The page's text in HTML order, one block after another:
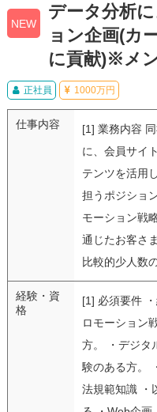
NEW
データ分析
ョン企画(カ
に貢献)※メ
正社員 1000万円
仕事内容
[1] 業務内容
に、会員サイ
テンツを活用
担うポジショ
モーション戦
通じたお客さ
比較的少人数
経験・資
格
[1] 必須要件
ロモーション
方。 ・デジタ
験のある方。
法規範知識 ・